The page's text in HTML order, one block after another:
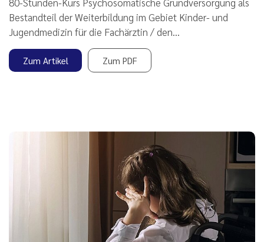
Bestandteil der Weiterbildung im Gebiet Kinder- und
Jugendmedizin für die Fachärztin / den…
Zum Artikel Zum PDF